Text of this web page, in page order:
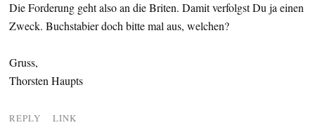
Die Forderung geht also an die Briten. Damit verfolgst Du ja einen
Zweck. Buchstabier doch bitte mal aus, welchen?
Gruss,
Thorsten Haupts
REPLY LINK